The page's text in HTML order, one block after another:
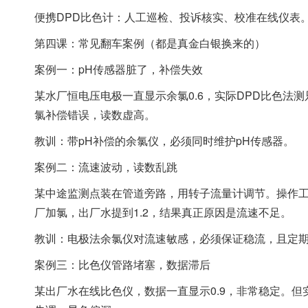
便携DPD比色计：人工巡检、投诉核实、校准在线仪表
第四课：常见翻车案例（都是真金白银换来的）
案例一：pH传感器脏了，补偿失效
某水厂恒电压电极一直显示余氯0.6，实际DPD比色法
氯补偿错误，读数虚高。
教训：带pH补偿的余氯仪，必须同时维护pH传感器。
案例二：流速波动，读数乱跳
某中途监测点装在管道旁路，用转子流量计调节。操作
厂加氯，出厂水提到1.2，结果真正原因是流速不足。
教训：电极法余氯仪对流速敏感，必须保证稳流，且定
案例三：比色仪管路堵塞，数据滞后
某出厂水在线比色仪，数据一直显示0.9，非常稳定。